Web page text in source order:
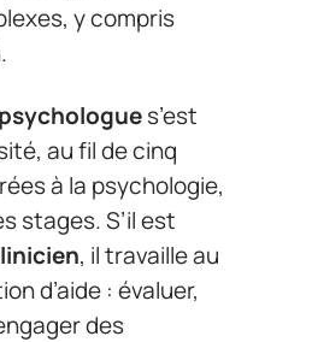
y compris
psychologues’est
au fil de cinq
à la psychologie,
stages. S’il est
, il travaille au
d’aide : évaluer,
des